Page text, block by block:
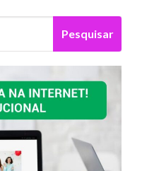
Pesquisar